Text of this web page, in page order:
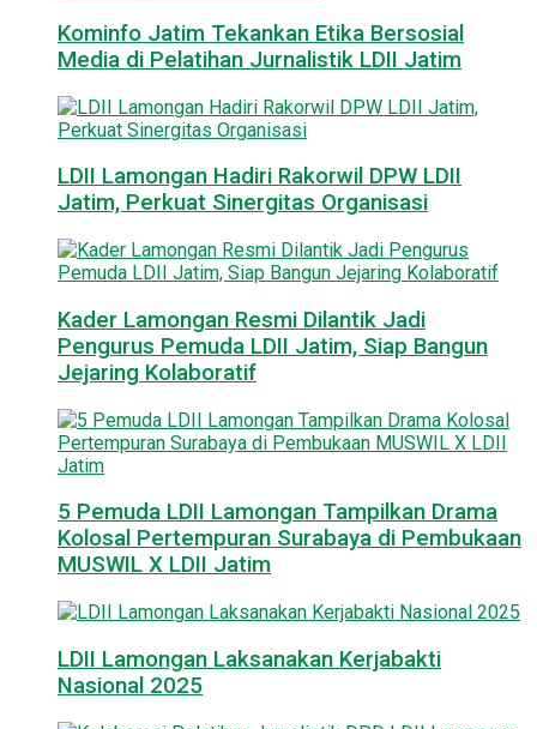
Kominfo Jatim Tekankan Etika Bersosial
Media di Pelatihan Jurnalistik LDII Jatim
LDII Lamongan Hadiri Rakorwil DPW LDII
Jatim, Perkuat Sinergitas Organisasi
Kader Lamongan Resmi Dilantik Jadi
Pengurus Pemuda LDII Jatim, Siap Bangun
Jejaring Kolaboratif
5 Pemuda LDII Lamongan Tampilkan Drama
Kolosal Pertempuran Surabaya di Pembukaan
MUSWIL X LDII Jatim
LDII Lamongan Laksanakan Kerjabakti
Nasional 2025